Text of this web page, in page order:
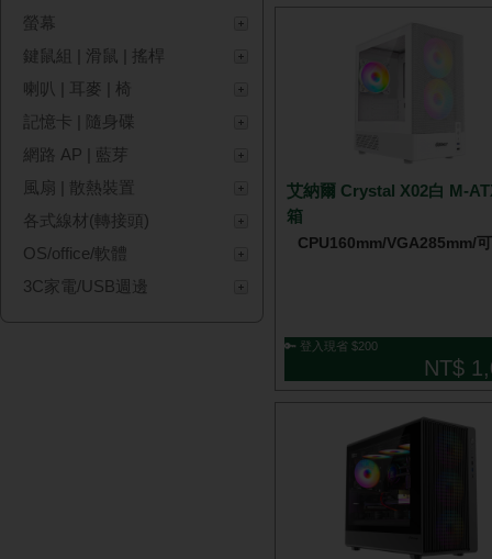
螢幕
鍵鼠組 | 滑鼠 | 搖桿
喇叭 | 耳麥 | 椅
記憶卡 | 隨身碟
網路 AP | 藍芽
風扇 | 散熱裝置
各式線材(轉接頭)
OS/office/軟體
3C家電/USB週邊
艾納爾 Crystal X02白 M-
箱
CPU160mm/VGA285mm/
🔑 登入現省 $200
NT$